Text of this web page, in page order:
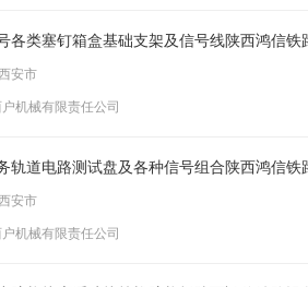
各类塞钉箱盒基础支架及信号线陕西鸿信铁
安市
机械有限责任公司
轨道电路测试盘及各种信号组合陕西鸿信铁
安市
机械有限责任公司